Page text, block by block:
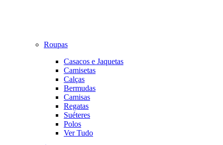
Roupas
Casacos e Jaquetas
Camisetas
Calças
Bermudas
Camisas
Regatas
Suéteres
Polos
Ver Tudo